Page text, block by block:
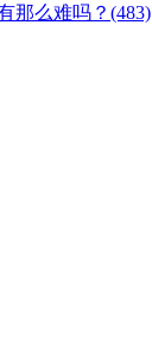
那么难吗？(483)